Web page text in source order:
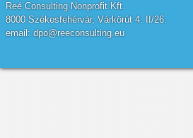
Reé Consulting Nonprofit Kft.
8000 Székesfehérvár, Várkörút 4. II/26.
email: dpo@reeconsulting.eu